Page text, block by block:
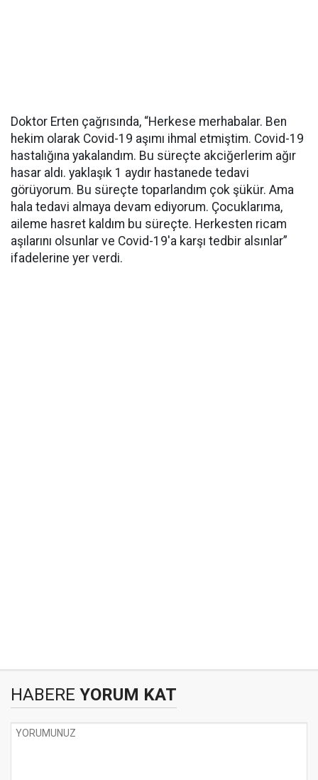
Doktor Erten çağrısında, “Herkese merhabalar. Ben
hekim olarak Covid-19 aşımı ihmal etmiştim. Covid-19
hastalığına yakalandım. Bu süreçte akciğerlerim ağır
hasar aldı. yaklaşık 1 aydır hastanede tedavi
görüyorum. Bu süreçte toparlandım çok şükür. Ama
hala tedavi almaya devam ediyorum. Çocuklarıma,
aileme hasret kaldım bu süreçte. Herkesten ricam
aşılarını olsunlar ve Covid-19'a karşı tedbir alsınlar”
ifadelerine yer verdi.
HABERE YORUM KAT